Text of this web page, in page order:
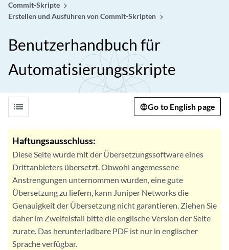
Commit-Skripte
Erstellen und Ausführen von Commit-Skripten
Benutzerhandbuch für
Automatisierungsskripte
list Go to English page
Haftungsausschluss:
Diese Seite wurde mit der Übersetzungssoftware eines
Drittanbieters übersetzt. Obwohl angemessene
Anstrengungen unternommen wurden, eine gute
Übersetzung zu liefern, kann Juniper Networks die
Genauigkeit der Übersetzung nicht garantieren. Ziehen Sie
daher im Zweifelsfall bitte die englische Version der Seite
zurate. Das herunterladbare PDF ist nur in englischer
Sprache verfügbar.